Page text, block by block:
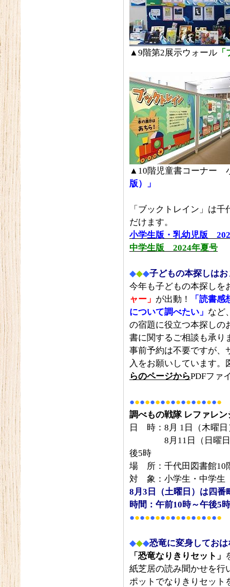
▲9階第2展示ウォール
▲10階児童書コーナー
版）」
「ブックトレイン」は
だけます。
小学生版・乳幼児版
中学生版 2024年夏号
◆◆◆子どもの本探しは
今年も子どもの本探しを
ャー」 が出動！
「読書
について調べたい」 など
の宿題に役立つ本探しの
書に関するご相談も承り
事前予約は不要ですが、
入をお願いしています。
らのページからPDFファ
●●●●●●●●●●●●●●●●●●
調べもの戦隊 レファレン
日 時：8月 1日（木曜日
8月11日（日曜日・
後5時
場 所：千代田図書館10
対 象：小学生・中学生
8月3日（土曜日）は四
時間：午前10時～午後5時
●●●●●●●●●●●●●●●●●●
◆◆◆恐竜に変身してお
「恐竜なりきりセット」
紙芝居の読み聞かせを行
ポットでなりきりセット